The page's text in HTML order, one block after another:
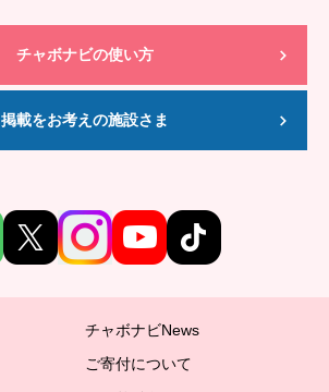
チャボナビの使い方
掲載をお考えの施設さま
チャボナビNews
ご寄付について